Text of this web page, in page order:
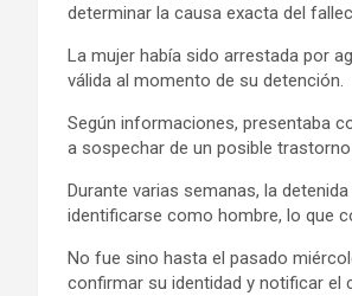
determinar la causa exacta del
La mujer había sido arrestada por
válida al momento de su detención.
Según informaciones, presentaba
a sospechar de un posible trastorno
Durante varias semanas, la
identificarse como hombre, lo que
No fue sino hasta el pasado
confirmar su identidad y notificar el